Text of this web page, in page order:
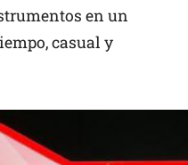
en un
casual y